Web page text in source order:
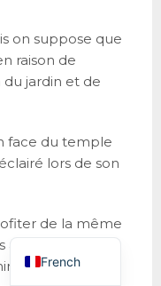
on suppose que
raison de
jardin et de
face du temple
lors de son
de la même
si vous
vers
French
Japanese
Spanish
English